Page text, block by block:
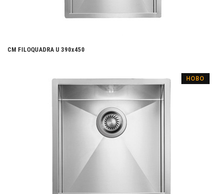
CM FILOQUADRA U 390х450
НОВО